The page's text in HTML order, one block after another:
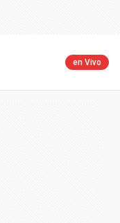
en Vivo